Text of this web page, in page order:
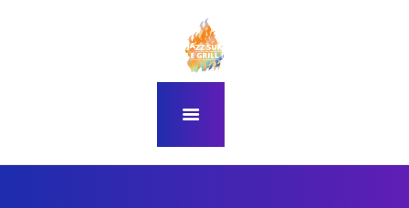
accueil
programmation
thème du festival 2026
à propos du festival
infos pratiques